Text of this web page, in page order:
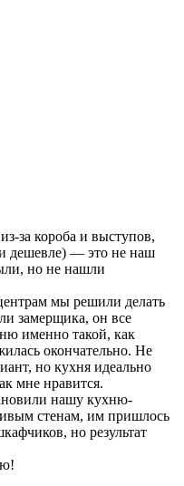
за короба и выступов,
дешевле) — это не наш
но не нашли
мы решили делать
замерщика, он все
именно такой, как
окончательно. Не
но кухня идеально
мне нравится.
нашу кухню-
стенам, им пришлось
но результат